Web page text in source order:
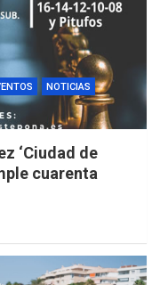
NOTICIAS
‘Ciudad de
cuarenta